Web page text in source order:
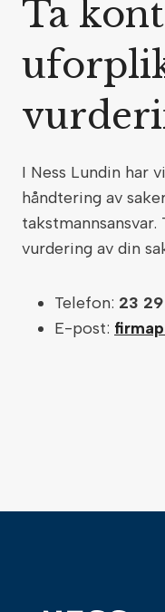
Ta
I Ness Lundin har
håndtering av
vurdering av din
Telefon: 23
E-post: